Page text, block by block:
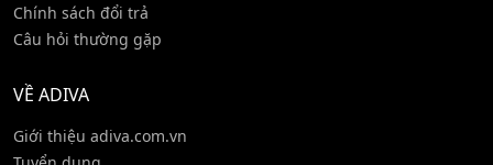
Chính sách đổi trả
Câu hỏi thường gặp
VỀ ADIVA
Giới thiệu adiva.com.vn